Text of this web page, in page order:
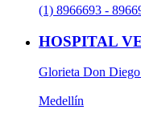
(1) 8966693 -
HOSPITAL
Glorieta Don
Medellín